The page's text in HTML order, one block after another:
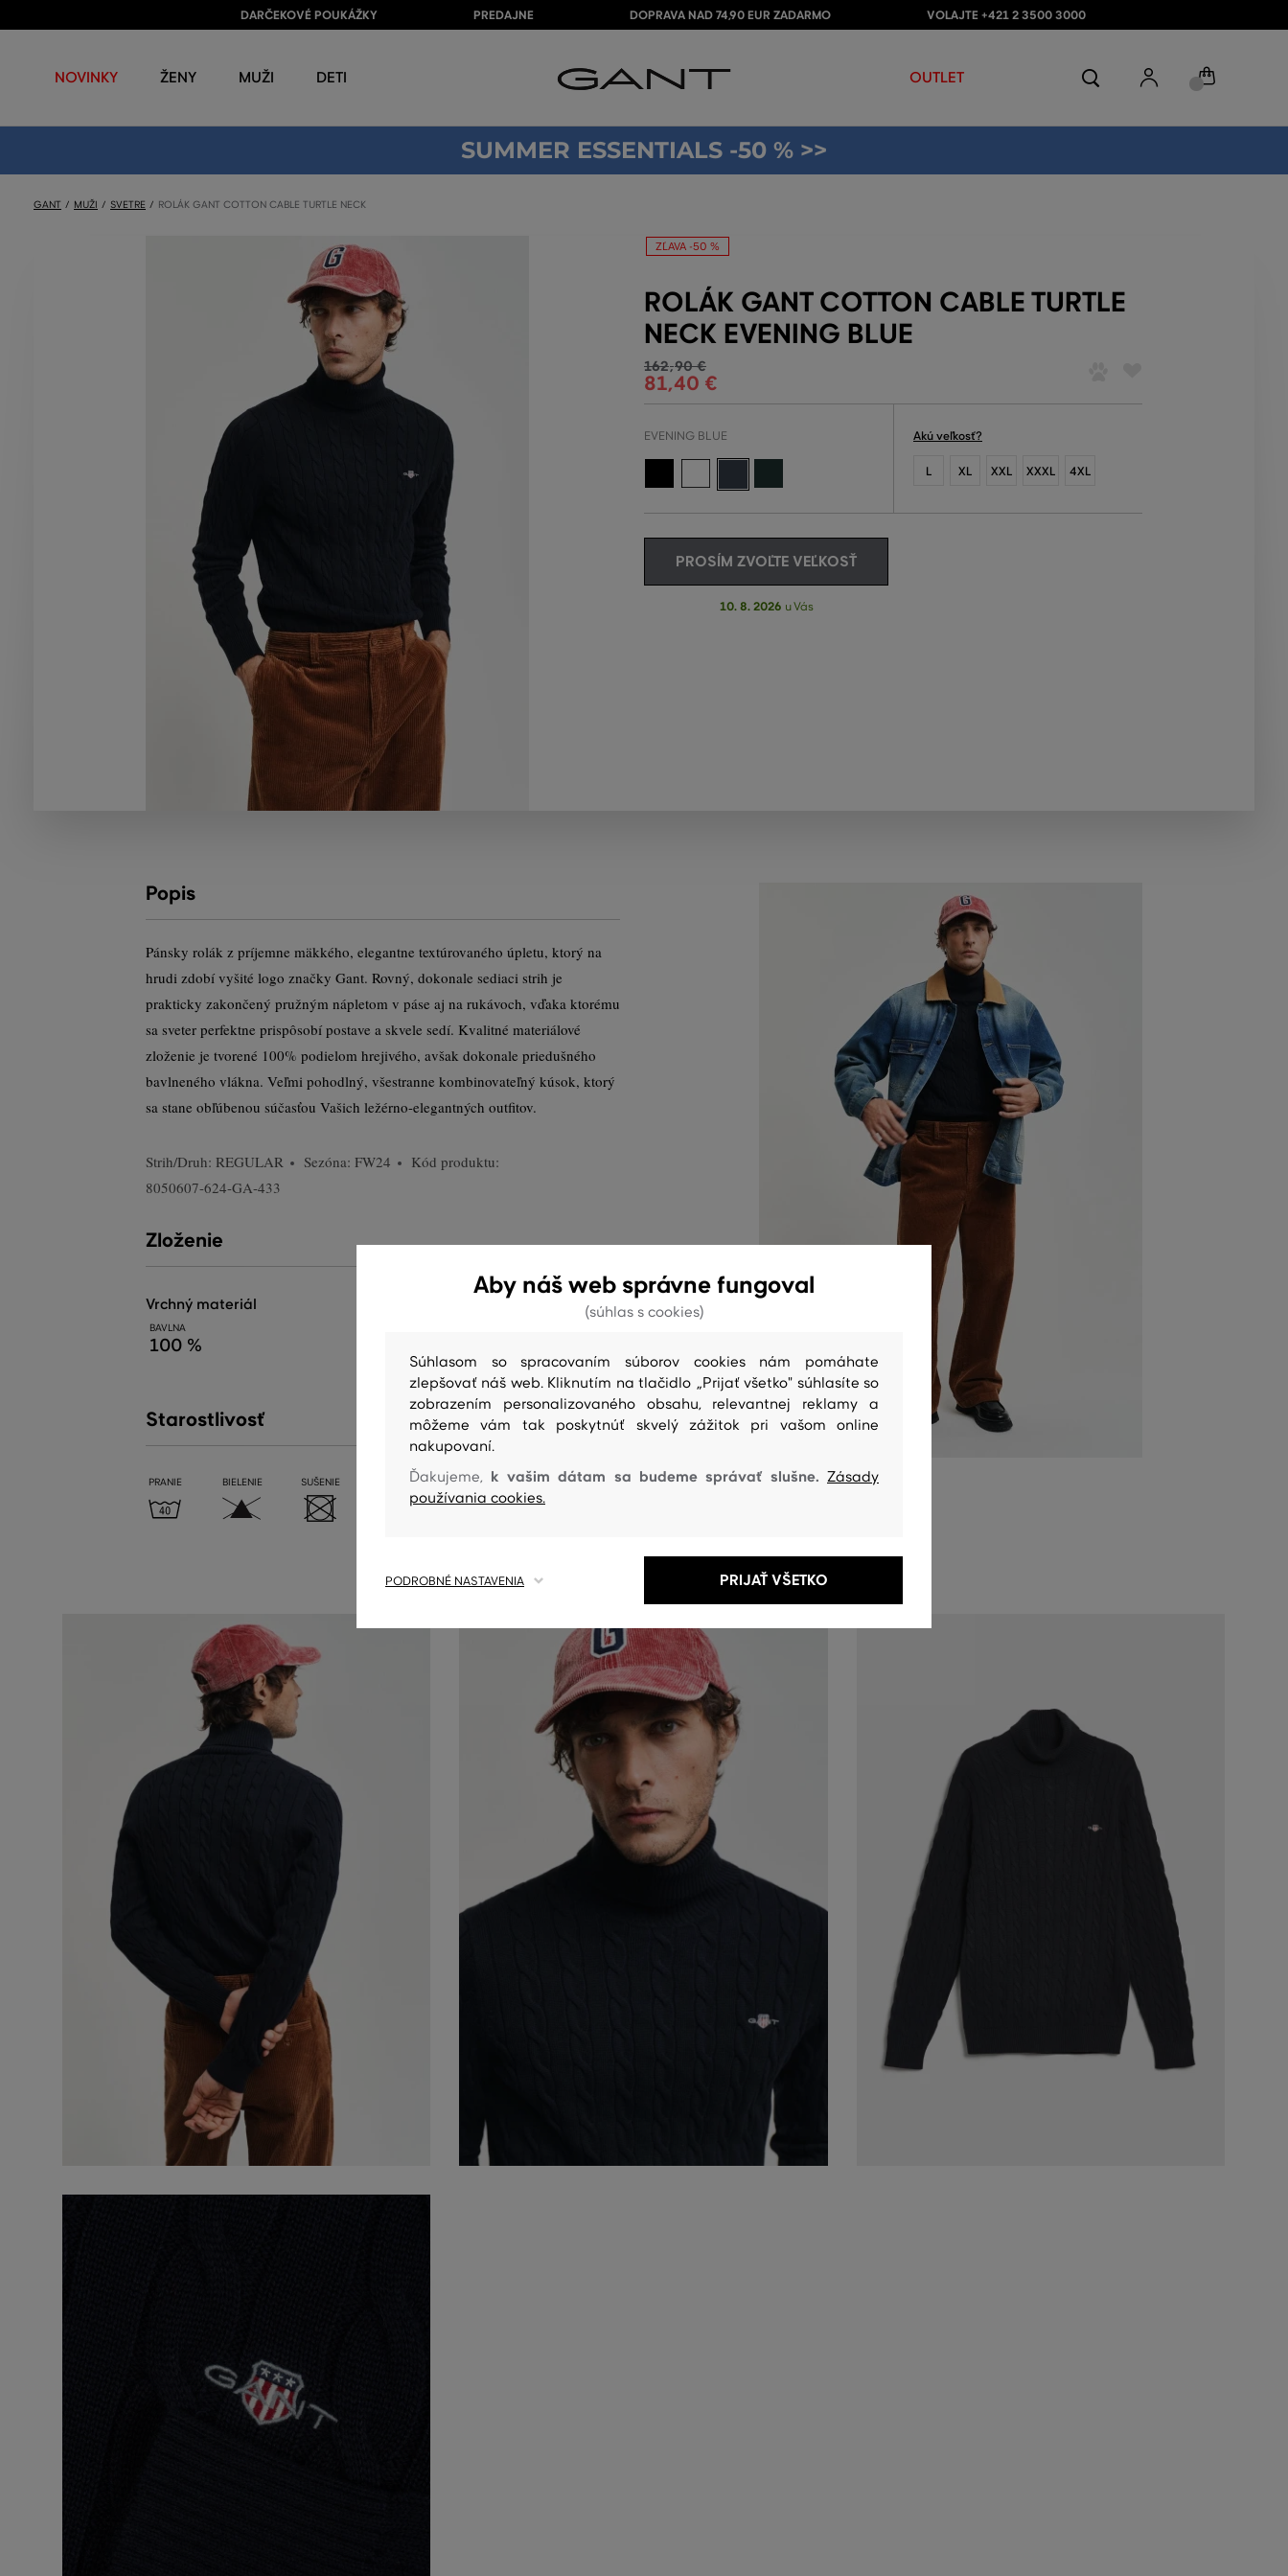
DARČEKOVÉ POUKÁŽKY PREDAJNE DOPRAVA NAD 74,90 EUR ZADARMO VOLAJTE +421 2 3500 3000
NOVINKY ŽENY MUŽI DETI OUTLET
SUMMER ESSENTIALS -50 % >>
GANT MUŽI SVETRE ROLÁK GANT COTTON CABLE TURTLE NECK
ZĽAVA -50 %
ROLÁK GANT COTTON CABLE TURTLE
NECK EVENING BLUE
162,90 €
81,40 €
EVENING BLUE Akú veľkosť?
L XL XXL XXXL 4XL
PROSÍM ZVOĽTE VEĽKOSŤ
10. 8. 2026 u Vás
Popis
Pánsky rolák z príjemne mäkkého, elegantne textúrovaného úpletu, ktorý na
hrudi zdobí vyšité logo značky Gant. Rovný, dokonale sediaci strih je
prakticky zakončený pružným nápletom v páse aj na rukávoch, vďaka ktorému
sa sveter perfektne prispôsobí postave a skvele sedí. Kvalitné materiálové
zloženie je tvorené 100% podielom hrejivého, avšak dokonale priedušného
bavlneného vlákna. Veľmi pohodlný, všestranne kombinovateľný kúsok, ktorý
sa stane obľúbenou súčasťou Vašich ležérno-elegantných outfitov.
Strih/Druh: REGULAR Sezóna: FW24
Kód produktu:
8050607-624-GA-433
Zloženie
vrchný materiál
BAVLNA
100 %
Starostlivosť
PRANIE BIELENIE SUŠENIE ŽEHLENIE ČISTENIE
Aby náš web správne fungoval
(súhlas s cookies)
Súhlasom so spracovaním súborov cookies nám pomáhate
zlepšovať náš web. Kliknutím na tlačidlo „Prijať všetko" súhlasíte so
zobrazením personalizovaného obsahu, relevantnej reklamy a
môžeme vám tak poskytnúť skvelý zážitok pri vašom online
nakupovaní.
Ďakujeme, k vašim dátam sa budeme správať slušne. Zásady
používania cookies.
PODROBNÉ NASTAVENIA PRIJAŤ VŠETKO